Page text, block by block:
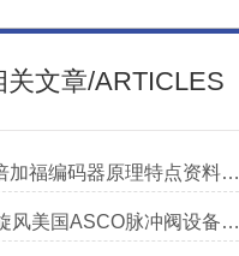
关文章/ARTICLES
P+F倍加福编码器原理特点资料参数分为哪些
影响旋风美国ASCO脉冲阀设备的因素？